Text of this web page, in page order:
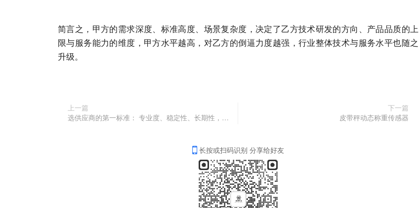
简言之，甲方的需求深度、标准高度、场景复杂度，决定了乙方技术研发的方向、产品品质的上
限与服务能力的维度，甲方水平越高，对乙方的倒逼力度越强，行业整体技术与服务水平也随之
升级。
上一篇
选供应商的第一标准： 专业度、稳定性、长期性，并能一起做事的战友。
下一篇
皮带秤动态称重传感器
长按或扫码识别 分享给好友